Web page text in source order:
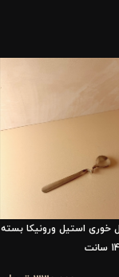
استیل ورونیکا بسته